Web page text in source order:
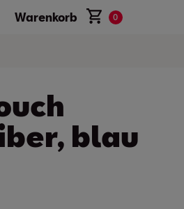
Warenkorb 0
blau